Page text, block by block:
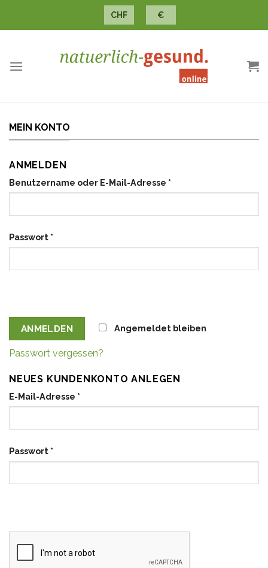
CHF €
MEIN KONTO
ANMELDEN
Benutzername oder E-Mail-Adresse *
Passwort *
ANMELDEN Angemeldet bleiben
Passwort vergessen?
NEUES KUNDENKONTO ANLEGEN
E-Mail-Adresse *
Passwort *